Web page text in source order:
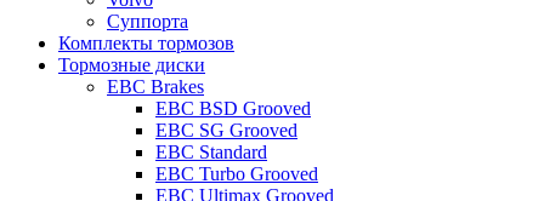
Суппорта
Комплекты тормозов
Тормозные диски
EBC Brakes
EBC BSD Grooved
EBC SG Grooved
EBC Standard
EBC Turbo Grooved
EBC Ultimax Grooved